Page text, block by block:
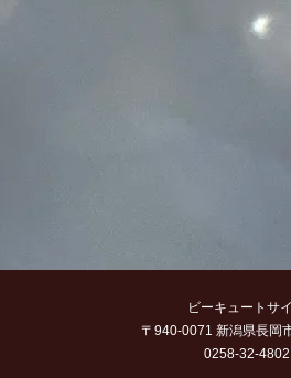
ビーキュートサ
〒940-0071 新潟県長岡
0258-32-4802